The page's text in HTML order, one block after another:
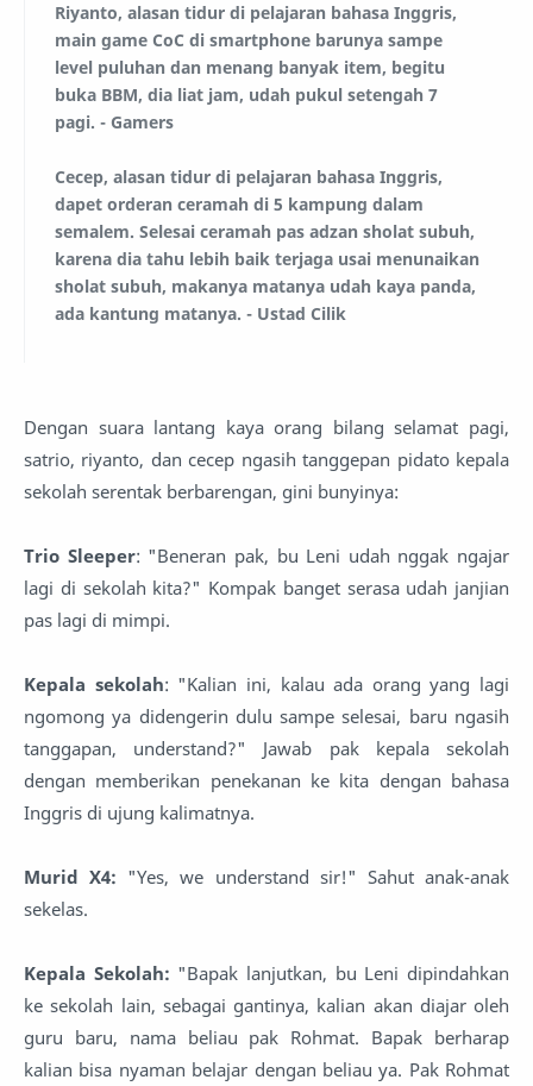
Riyanto, alasan tidur di pelajaran bahasa Inggris,
main game CoC di smartphone barunya sampe
level puluhan dan menang banyak item, begitu
buka BBM, dia liat jam, udah pukul setengah 7
pagi. - Gamers
Cecep, alasan tidur di pelajaran bahasa Inggris,
dapet orderan ceramah di 5 kampung dalam
semalem. Selesai ceramah pas adzan sholat subuh,
karena dia tahu lebih baik terjaga usai menunaikan
sholat subuh, makanya matanya udah kaya panda,
ada kantung matanya. - Ustad Cilik
Dengan suara lantang kaya orang bilang selamat pagi,
satrio, riyanto, dan cecep ngasih tanggepan pidato kepala
sekolah serentak berbarengan, gini bunyinya:
Trio Sleeper: "Beneran pak, bu Leni udah nggak ngajar
lagi di sekolah kita?" Kompak banget serasa udah janjian
pas lagi di mimpi.
Kepala sekolah: "Kalian ini, kalau ada orang yang lagi
ngomong ya didengerin dulu sampe selesai, baru ngasih
tanggapan, understand?" Jawab pak kepala sekolah
dengan memberikan penekanan ke kita dengan bahasa
Inggris di ujung kalimatnya.
Murid X4: "Yes, we understand sir!" Sahut anak-anak
sekelas.
Kepala Sekolah: "Bapak lanjutkan, bu Leni dipindahkan
ke sekolah lain, sebagai gantinya, kalian akan diajar oleh
guru baru, nama beliau pak Rohmat. Bapak berharap
kalian bisa nyaman belajar dengan beliau ya. Pak Rohmat